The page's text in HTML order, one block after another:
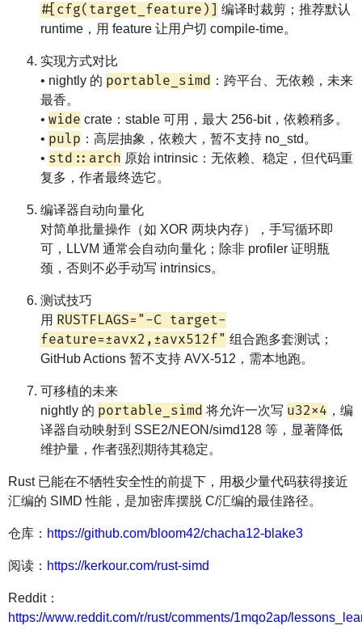
#[cfg(target_feature)] 编译时裁剪；推荐默认
runtime，用 feature 让用户切 compile-time。
实现方式对比
• nightly 的 portable_simd ：跨平台、无依赖，未来
最香。
• wide crate：stable 可用，最大 256-bit，依赖稍多。
• pulp ：高层抽象，依赖大，暂不支持 no_std。
• std::arch 原始 intrinsic：无依赖、稳定，但代码重
复多，作者最终选它。
编译器自动向量化
对简单批量操作（如 XOR 两块内存），手写循环即
可，LLVM 通常会自动向量化；除非 profiler 证明瓶
颈，否则不必手动写 intrinsics。
测试技巧
用 RUSTFLAGS="-C target-
feature=±avx2,±avx512f" 组合跑多套测试；
GitHub Actions 暂不支持 AVX-512，需本地跑。
可移植的未来
nightly 的 portable_simd 将允许一次写 u32x4 ，编
译器自动映射到 SSE2/NEON/simd128 等，显著降低
维护量，作者强烈期待其稳定。
Rust 已能在不牺牲安全性的前提下，用极少量代码获得接近
汇编的 SIMD 性能，是加密库摆脱 C/汇编的最佳路径。
仓库： https://github.com/bloom42/chacha12-blake3
阅读： https://kerkour.com/rust-simd
Reddit：
https://www.reddit.com/r/rust/comments/1mqo2ap/